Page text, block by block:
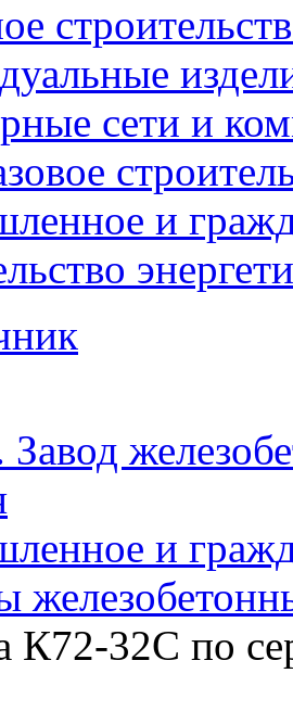
сети и
и
и
К72-32C по